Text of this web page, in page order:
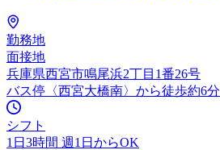
勤務地
面接地
兵庫県西宮市鳴尾浜2丁目1番26号
バス停〈西宮大橋南〉から徒歩約6分
シフト
1日3時間 週1日からOK